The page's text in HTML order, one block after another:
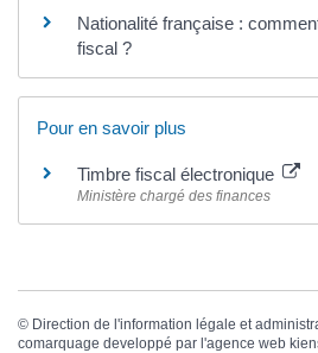
Nationalité française :
fiscal ?
Pour en savoir plus
Timbre fiscal électronique
Ministère chargé des finances
© Direction de l'information légale et
comarquage developpé par l'agence web